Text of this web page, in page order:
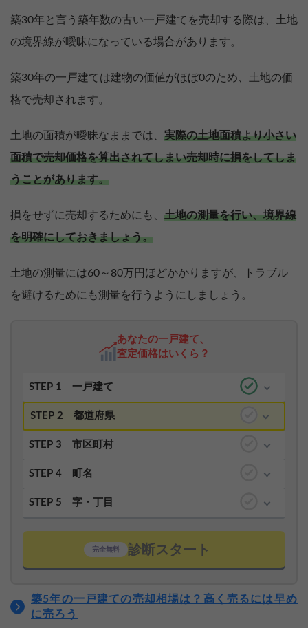
築30年と言う築年数の古い一戸建てを売却する際は、土地
の境界線が曖昧になっている場合があります。
築30年の一戸建ては建物の価値がほぼ0のため、土地の価
格で売却されます。
土地の面積が曖昧なままでは、 実際の土地面積より小さい
面積で売却価格を算出されてしまい売却時に損をしてしま
うことがあります。
損をせずに売却するためにも、 土地の測量を行い、境界線
を明確にしておきましょう。
土地の測量には60～80万円ほどかかりますが、トラブル
を避けるためにも測量を行うようにしましょう。
あなたの一戸建て、
査定価格はいくら？
STEP 1 一戸建て
STEP 2 都道府県
STEP 3 市区町村
STEP 4 町名
STEP 5 字・丁目
完全無料 診断スタート
築5年の一戸建ての売却相場は？高く売るには早め
に売ろう